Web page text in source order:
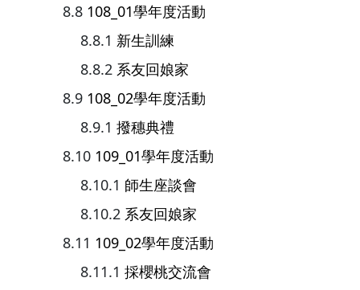
108_01學年度活動
新生訓練
系友回娘家
108_02學年度活動
撥穗典禮
109_01學年度活動
師生座談會
系友回娘家
109_02學年度活動
採櫻桃交流會